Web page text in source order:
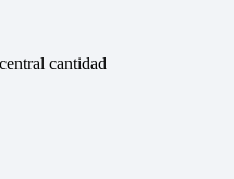
cantidad